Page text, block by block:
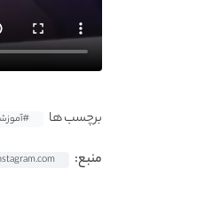
برچسب ها
منبع: